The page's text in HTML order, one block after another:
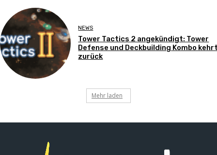
NEWS
Tower Tactics 2 angekündigt: Tower
Defense und Deckbuilding Kombo
zurück
Mehr laden